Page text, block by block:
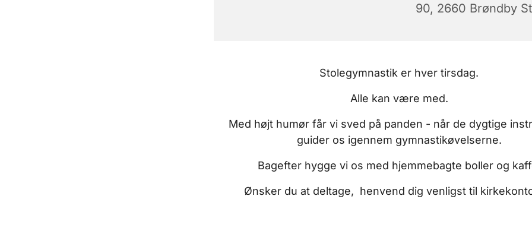
90, 2660 Brøndby
Stolegymnastik er hver tirsdag.
Alle kan være med.
Med højt humør får vi sved på panden - når de dygtige
guider os igennem gymnastikøvelserne.
Bagefter hygge vi os med hjemmebagte boller og
Ønsker du at deltage, henvend dig venligst til